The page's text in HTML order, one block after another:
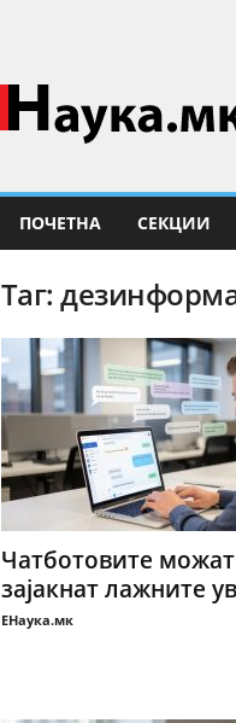
ПОЧЕТНА СЕКЦИИ
Таг:
Чатботовите
зајакнат лажните
ЕНаука.мк